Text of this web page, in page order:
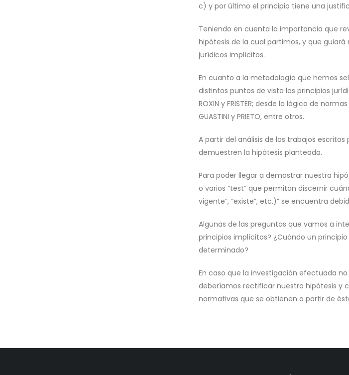
c) y por último el principio tiene una
Teniendo en cuenta la importancia que
hipótesis de la cual partimos, y que
jurídicos implícitos.
En cuanto a la metodología que hemos
distintos puntos de vista los principios
ROXIN y FRISTER; desde la lógica de normas
GUASTINI y PRIETO, entre otros.
A partir del análisis de los trabajos
demuestren la hipótesis planteada.
Para poder llegar a demostrar nuestra
o varios “test” que permitan discernir
vigente”, “existe”, etc.)” se encuentra
Algunas de las preguntas que vamos a
principios implícitos? ¿Cuándo un
determinado?
En caso que la investigación efectuada
deberíamos rectificar nuestra hipótesis y
normativas que se obtienen a partir de